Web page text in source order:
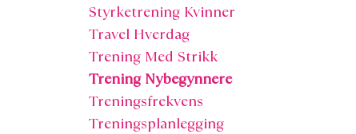
Styrketrening Kvinner
Travel Hverdag
Trening Med Strikk
Trening Nybegynnere
Treningsfrekvens
Treningsplanlegging